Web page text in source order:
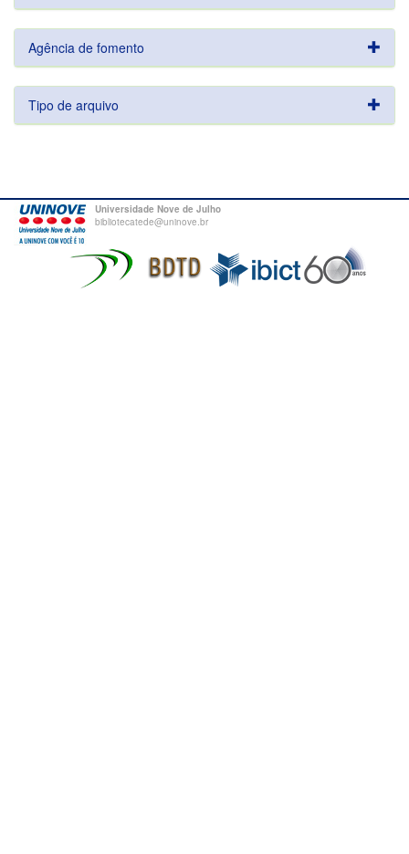
Agência de fomento
Tipo de arquivo
Universidade Nove de Julho
bibliotecatede@uninove.br